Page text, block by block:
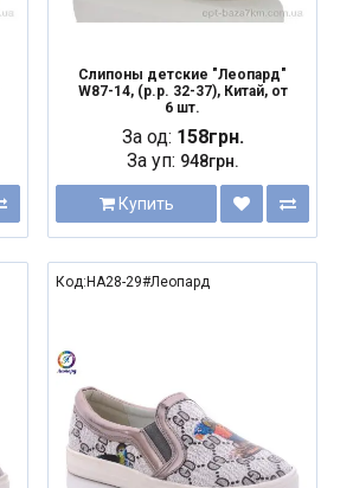
Слипоны детские "Леопард"
W87-14, (р.р. 32-37), Китай, от
6 шт.
За од: 158грн.
За уп: 948грн.
Купить
Код:HA28-29#Леопард